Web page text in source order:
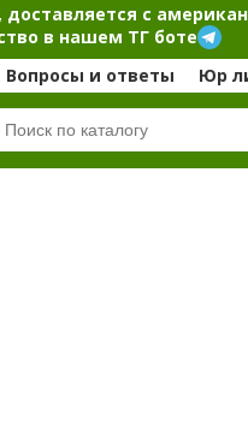
с
в нашем ТГ боте
Вопросы и ответы Юр